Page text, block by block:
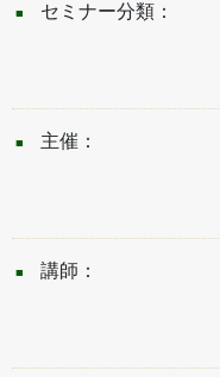
セミナー分類：
主催：
講師：